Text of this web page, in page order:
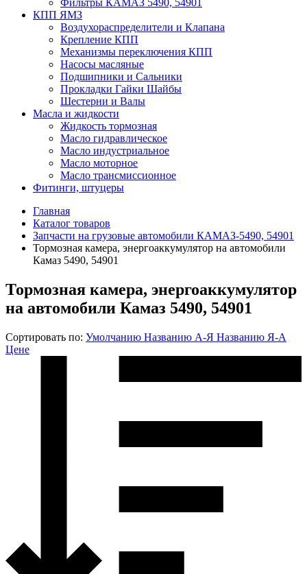
Фильтры КАМАЗ 5490, 54901
КПП ЯМЗ
Воздухораспределители и Клапана
Крепление КПП
Механизмы переключения КПП
Насосы масляные
Подшипники и Сальники
Прокладки Гайки Шайбы
Шестерни и Валы
Масла и жидкости
Жидкость тормозная
Масло гидравлическое
Масло индустриальное
Масло моторное
Масло трансмиссионное
Фитинги, штуцеры
Главная
Каталог товаров
Запчасти на грузовые автомобили КАМАЗ-5490, 54901
Тормозная камера, энергоаккумулятор на автомобили
Камаз 5490, 54901
Тормозная камера, энергоаккумулятор
на автомобили Камаз 5490, 54901
Сортировать по: Умолчанию Названию А-Я Названию Я-А
Цене